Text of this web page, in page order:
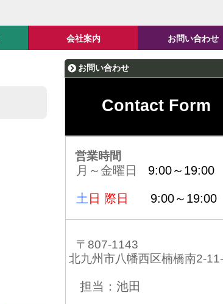
会社案内 お問い合わせ
お問い合わせ
Contact Form
営業時間
月～金曜日 9:00～19:00
土 日 際日 9:00～19:00
〒807-1143
北九州市八幡西区楠橋南2-
担当：池田